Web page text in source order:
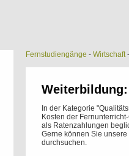
Fernstudiengänge - Wirtschaft
In der Kategorie
Kosten der
als Ratenzahlungen
Gerne können Sie
durchsuchen.